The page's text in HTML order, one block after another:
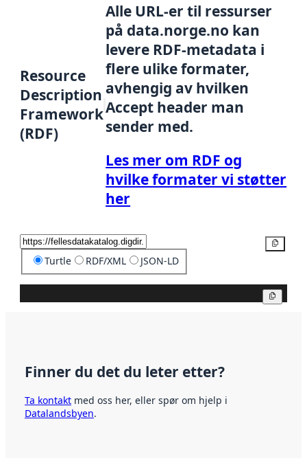
Resource
Description
Framework
(RDF)
Alle URL-er til ressurser
på data.norge.no kan
levere RDF-metadata i
flere ulike formater,
avhengig av hvilken
Accept header man
sender med.
Les mer om RDF og
hvilke formater vi støtter
her
Turtle RDF/XML JSON-LD
Finner du det du leter etter?
Ta kontakt med oss her, eller spør om hjelp i
Datalandsbyen.